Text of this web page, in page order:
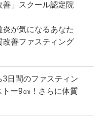
善」スクール認定院
が気になるあなた
改善ファスティング
日間のファスティン
ー9㎝！さらに体質